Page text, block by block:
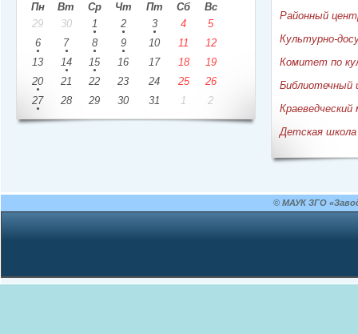
Пн
Вт Ср Чт Пт Сб
Вс
29
30 1 2 3 4
5
6
7 8 9 10 11
12
13
14 15 16 17 18
19
20
21 22 23 24 25
26
27
28 29 30 31 1 2
Районный
Культурно-
Комитет по
Библиотечный
Краеведческий
Детская
© МАУК ЗГО